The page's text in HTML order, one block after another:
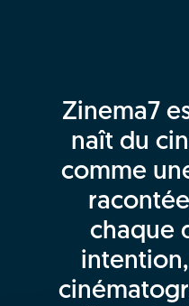
Zinema7
naît du
comme
chaque